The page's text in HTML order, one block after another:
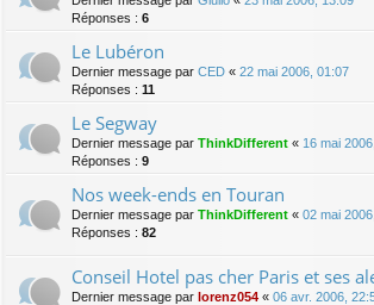
Réponses : 6
Le Lubéron
Dernier message par CED « 22 mai 2006, 01:07
Réponses : 11
Le Segway
Dernier message par ThinkDifferent « 16 mai
Réponses : 9
Nos week-ends en Touran
Dernier message par ThinkDifferent « 02 mai
Réponses : 82
Conseil Hotel pas cher Paris et ses
Dernier message par lorenz054 « 06 avr. 2006,